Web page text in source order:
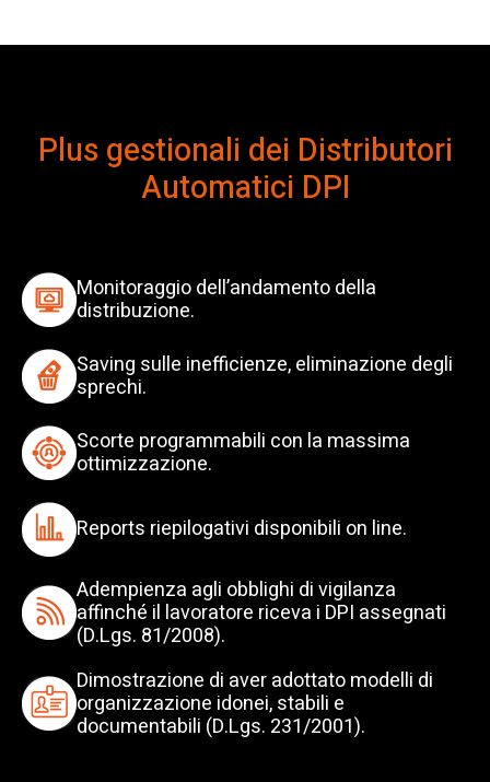
Plus gestionali dei Distributori
Automatici DPI
Monitoraggio dell’andamento della
distribuzione.
Saving sulle inefficienze, eliminazione degli
sprechi.
Scorte programmabili con la massima
ottimizzazione.
Reports riepilogativi disponibili on line.
Adempienza agli obblighi di vigilanza
affinché il lavoratore riceva i DPI assegnati
(D.Lgs. 81/2008).
Dimostrazione di aver adottato modelli di
organizzazione idonei, stabili e
documentabili (D.Lgs. 231/2001).